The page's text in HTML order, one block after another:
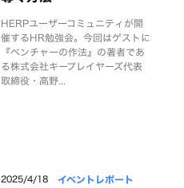
HERPユーザーコミュニティが開
催するHR勉強会。今回はゲストに
『ベンチャーの作法』の著者であ
る株式会社キープレイヤーズ代表
取締役・高野...
2025/4/18 イベントレポート